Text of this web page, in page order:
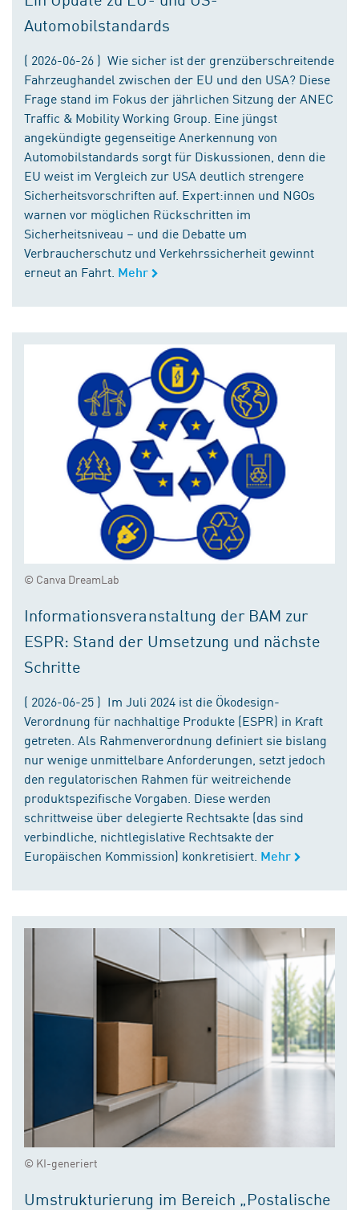
Automobilstandards
( 2026-06-26 ) Wie sicher ist der grenzüberschreitende
Fahrzeughandel zwischen der EU und den USA? Diese
Frage stand im Fokus der jährlichen Sitzung der ANEC
Traffic & Mobility Working Group. Eine jüngst
angekündigte gegenseitige Anerkennung von
Automobilstandards sorgt für Diskussionen, denn die
EU weist im Vergleich zur USA deutlich strengere
Sicherheitsvorschriften auf. Expert:innen und NGOs
warnen vor möglichen Rückschritten im
Sicherheitsniveau – und die Debatte um
Verbraucherschutz und Verkehrssicherheit gewinnt
erneut an Fahrt. Mehr
© Canva DreamLab
Informationsveranstaltung der BAM zur
ESPR: Stand der Umsetzung und nächste
Schritte
( 2026-06-25 ) Im Juli 2024 ist die Ökodesign-
Verordnung für nachhaltige Produkte (ESPR) in Kraft
getreten. Als Rahmenverordnung definiert sie bislang
nur wenige unmittelbare Anforderungen, setzt jedoch
den regulatorischen Rahmen für weitreichende
produktspezifische Vorgaben. Diese werden
schrittweise über delegierte Rechtsakte (das sind
verbindliche, nichtlegislative Rechtsakte der
Europäischen Kommission) konkretisiert. Mehr
© KI-generiert
Umstrukturierung im Bereich „Postalische